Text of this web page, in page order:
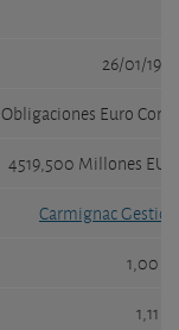
26/01/1989
Obligaciones Euro Corto
4519,500 Millones EUR
Carmignac Gestion
1,00 %
1,11 %